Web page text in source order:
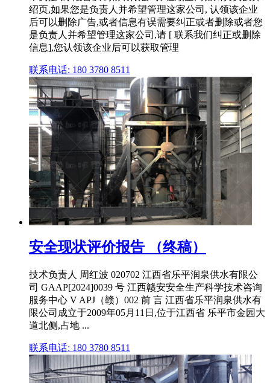
绍页,如果您是负责人并希望管理这家公司, 认领该企业
后可以删除广告,或者信息有误需要纠正或者删除或者您
是负责人并希望管理这家公司,请 [ 联系我们纠正或删除
信息],您认领该企业后可以获取管理
联系电话: 180 3780 8511
安全现状评价报告 （终稿）
技术负责人 周红波 020702 江西省乐平润泉供水有限公
司 GAAP[2024]0039 号 江西赣安安全生产科学技术咨询
服务中心 V APJ（赣）002 前 言 江西省乐平润泉供水有
限公司成立于2009年05月11日,位于江西省 乐平市金园大
道北侧,占地 ...
联系电话: 180 3780 8511